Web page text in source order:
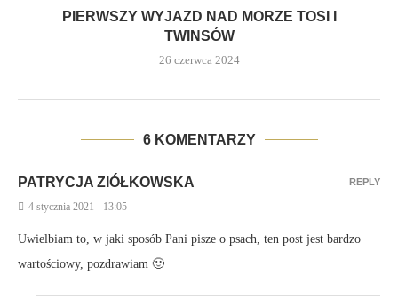
PIERWSZY WYJAZD NAD MORZE TOSI I
TWINSÓW
26 czerwca 2024
6 KOMENTARZY
PATRYCJA ZIÓŁKOWSKA
4 stycznia 2021 - 13:05
Uwielbiam to, w jaki sposób Pani pisze o psach, ten post jest bardzo
wartościowy, pozdrawiam 🙂
REPLY